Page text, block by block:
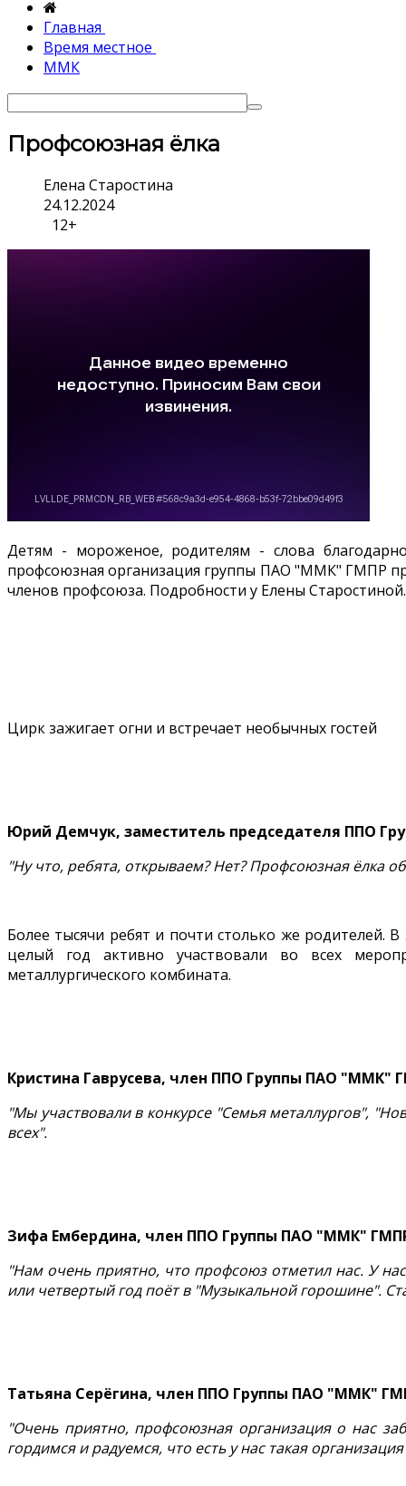
Главная
Время местное
ММК
Профсоюзная ёлка
Елена Старостина
24.12.2024
12+
Детям - мороженое, родителям - слова
профсоюзная организация группы ПАО "ММК" ГМПР
членов профсоюза. Подробности у Елены Старостиной.
Цирк зажигает огни и встречает необычных гостей
Юрий Демчук, заместитель председателя ППО
"Ну что, ребята, открываем? Нет? Профсоюзная ёлка
Более тысячи ребят и почти столько же родителей.
целый год активно участвовали во всех
металлургического комбината.
Кристина Гаврусева, член ППО Группы ПАО "ММК"
"Мы участвовали в конкурсе "Семья металлургов",
всех".
Зифа Ембердина, член ППО Группы ПАО "ММК"
"Нам очень приятно, что профсоюз отметил нас. У
или четвертый год поёт в "Музыкальной горошине".
Татьяна Серёгина, член ППО Группы ПАО "ММК"
"Очень приятно, профсоюзная организация о нас
гордимся и радуемся, что есть у нас такая